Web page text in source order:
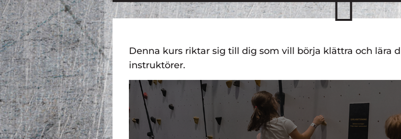
Denna kurs riktar sig till dig som vill börja klättra och lära
instruktörer.